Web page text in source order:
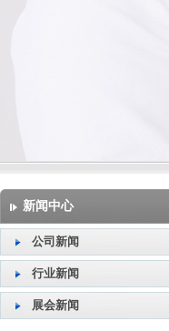
新闻中心
公司新闻
行业新闻
展会新闻